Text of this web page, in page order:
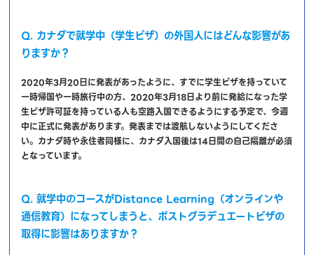
Q. カナダで就学中（学生ビザ）の外国人にはどんな影響があ
りますか？
2020年3月20日に発表があったように、すでに学生ビザを持っていて
一時帰国や一時旅行中の方、2020年3月18日より前に発給になった学
生ビザ許可証を持っている人も空路入国できるようにする予定で、今週
中に正式に発表があります。発表までは渡航しないようにしてくださ
い。カナダ時や永住者同様に、カナダ入国後は14日間の自己隔離が必須
となっています。
Q. 就学中のコースがDistance Learning（オンラインや
通信教育）になってしまうと、ポストグラデュエートビザの
取得に影響はありますか？